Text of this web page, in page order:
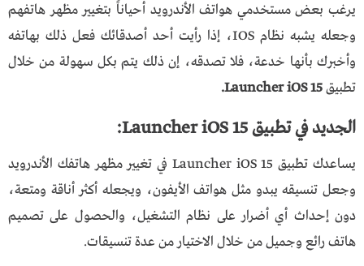
يرغب بعض مستخدمي هواتف الأندرويد أحياناً بتغيير مظهر هاتفهم
وجعله يشبه نظام IOS، إذا رأيت أحد أصدقائك فعل ذلك بهاتفه
وأخبرك بأنها خدعة، فلا تصدقه، إن ذلك يتم بكل سهولة من خلال
تطبيق
الجديد في تطبيق Launcher iOS 15:
يساعدك تطبيق Launcher iOS 15 في تغيير مظهر هاتفك الأندرويد
وجعل تنسيقه يبدو مثل هواتف الأيفون، ويجعله أكثر أناقة ومتعة،
دون إحداث أي أضرار على نظام التشغيل، والحصول على تصميم
هاتف رائع وجميل من خلال الاختيار من عدة تنسيقات.